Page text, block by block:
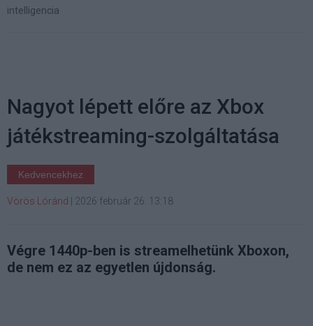
intelligencia
Nagyot lépett előre az Xbox
játékstreaming-szolgáltatása
Kedvencekhez
Vörös Lóránd 2026 február 26. 13:18
Végre 1440p-ben is streamelhetünk Xboxon,
de nem ez az egyetlen újdonság.